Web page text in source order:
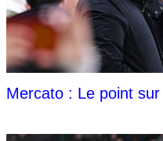
Mercato : Le point